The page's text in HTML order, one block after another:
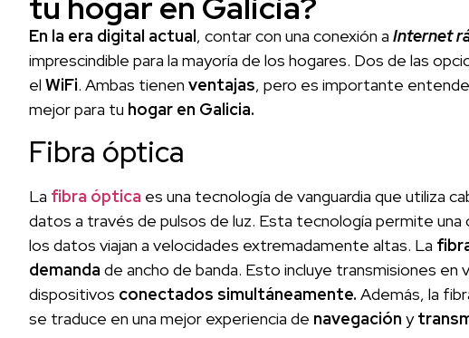
En la era digital actual, contar con una conexión a Internet
imprescindible para la mayoría de los hogares. Dos de las
el WiFi. Ambas tienen ventajas, pero es importante
mejor para tu hogar en Galicia.
Fibra óptica
La fibra óptica es una tecnología de vanguardia que utiliza
datos a través de pulsos de luz. Esta tecnología permite una
los datos viajan a velocidades extremadamente altas. La
demanda de ancho de banda. Esto incluye transmisiones en
dispositivos conectados simultáneamente. Además, la
se traduce en una mejor experiencia de navegación y